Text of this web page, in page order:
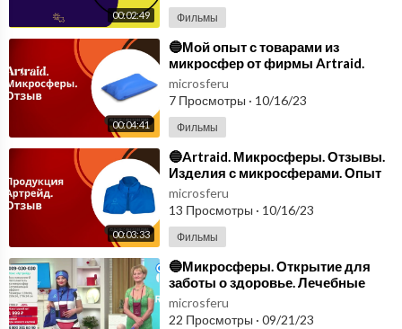
00:02:49 Фильмы
00:04:41
⁣🔵Мой опыт с товарами из
микросфер от фирмы Artraid.
Микросферы🔵
microsferu
7 Просмотры · 10/16/23
Фильмы
00:03:33
⁣🔵Artraid. Микросферы. Отзывы.
Изделия с микросферами. Опыт
пользователей🔵
microsferu
13 Просмотры · 10/16/23
Фильмы
⁣🔵Микросферы. Открытие для
заботы о здоровье. Лечебные
микросферы🔵
microsferu
22 Просмотры · 09/21/23